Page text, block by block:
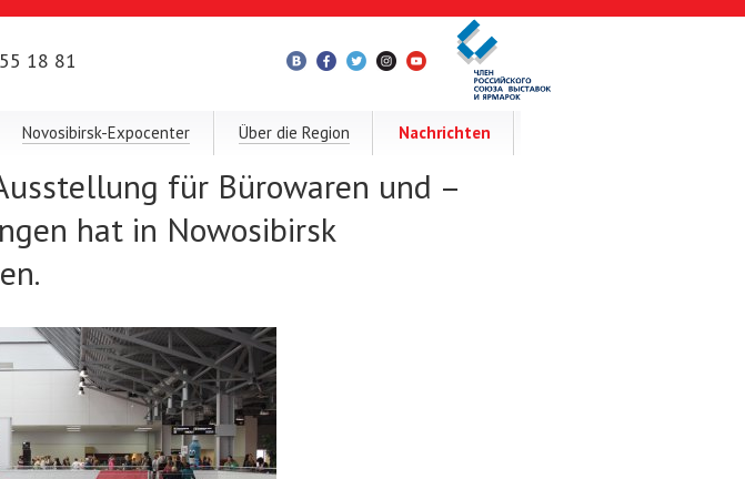
18 81
Novosibirsk-Expocenter Über die Region Nachrichten
für Bürowaren und –
hat in Nowosibirsk